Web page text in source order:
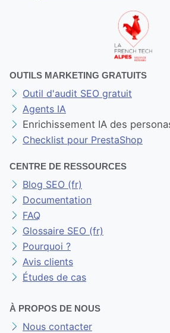
OUTILS MARKETING GRATUITS
Outil d'audit SEO gratuit
Agents IA
Enrichissement IA des
Checklist pour PrestaShop
CENTRE DE RESSOURCES
Blog SEO (fr)
Documentation
FAQ
Glossaire SEO (fr)
Pourquoi ?
Avis clients
Études de cas
À PROPOS DE NOUS
Nous contacter